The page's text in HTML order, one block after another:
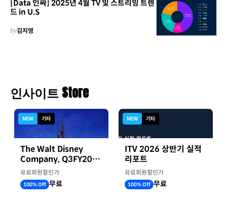
[Data 인싸] 2025년 4월 TV 및 스트리밍 트렌
드 in U.S
by김지영
인사이트 Store
NEW 기타
The Walt Disney
Company, Q3FY2026
실적자료
유료회원할인가
100% Off 무료
NEW 기타
ITV 2026 상반기 실적
리포트
유료회원할인가
100% Off 무료